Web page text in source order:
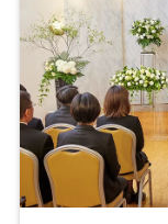
ご葬儀担当
古
東京都目黒